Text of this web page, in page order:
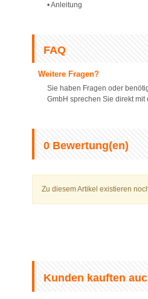
• Anleitung
FAQ
Weitere Fragen?
Sie haben Fragen oder
GmbH sprechen Sie direkt
0 Bewertung(en)
Zu diesem Artikel existieren
Kunden kauften